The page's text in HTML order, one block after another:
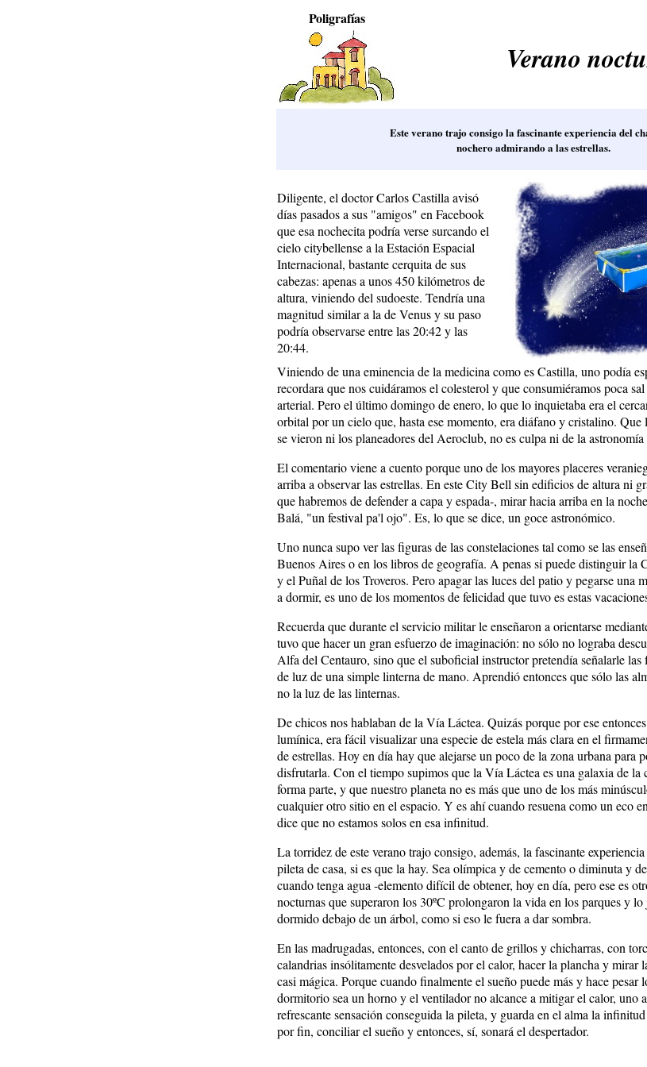
Poligrafías
Verano
Este verano trajo consigo la fascinante experiencia del
nochero admirando a las estrellas.
Diligente, el doctor Carlos Castilla avisó
días pasados a sus "amigos" en Facebook
que esa nochecita podría verse surcando el
cielo citybellense a la Estación Espacial
Internacional, bastante cerquita de sus
cabezas: apenas a unos 450 kilómetros de
altura, viniendo del sudoeste. Tendría una
magnitud similar a la de Venus y su paso
podría observarse entre las 20:42 y las
20:44.
Viniendo de una eminencia de la medicina como es Castilla, uno podía
recordara que nos cuidáramos el colesterol y que consumiéramos poca
arterial. Pero el último domingo de enero, lo que lo inquietaba era el
orbital por un cielo que, hasta ese momento, era diáfano y cristalino.
se vieron ni los planeadores del Aeroclub, no es culpa ni de la
El comentario viene a cuento porque uno de los mayores placeres
arriba a observar las estrellas. En este City Bell sin edificios de altura ni
que habremos de defender a capa y espada-, mirar hacia arriba en la
Balá, "un festival pa'l ojo". Es, lo que se dice, un goce astronómico.
Uno nunca supo ver las figuras de las constelaciones tal como se las
Buenos Aires o en los libros de geografía. A penas si puede distinguir la
y el Puñal de los Troveros. Pero apagar las luces del patio y pegarse una
a dormir, es uno de los momentos de felicidad que tuvo es estas
Recuerda que durante el servicio militar le enseñaron a orientarse
tuvo que hacer un gran esfuerzo de imaginación: no sólo no lograba
Alfa del Centauro, sino que el suboficial instructor pretendía señalarle las
de luz de una simple linterna de mano. Aprendió entonces que sólo las
no la luz de las linternas.
De chicos nos hablaban de la Vía Láctea. Quizás porque por ese
lumínica, era fácil visualizar una especie de estela más clara en el
de estrellas. Hoy en día hay que alejarse un poco de la zona urbana para
disfrutarla. Con el tiempo supimos que la Vía Láctea es una galaxia de la
forma parte, y que nuestro planeta no es más que uno de los más
cualquier otro sitio en el espacio. Y es ahí cuando resuena como un eco
dice que no estamos solos en esa infinitud.
La torridez de este verano trajo consigo, además, la fascinante
pileta de casa, si es que la hay. Sea olímpica y de cemento o diminuta y
cuando tenga agua -elemento difícil de obtener, hoy en día, pero ese es
nocturnas que superaron los 30ºC prolongaron la vida en los parques y
dormido debajo de un árbol, como si eso le fuera a dar sombra.
En las madrugadas, entonces, con el canto de grillos y chicharras, con
calandrias insólitamente desvelados por el calor, hacer la plancha y mirar
casi mágica. Porque cuando finalmente el sueño puede más y hace pesar
dormitorio sea un horno y el ventilador no alcance a mitigar el calor, uno
refrescante sensación conseguida la pileta, y guarda en el alma la
por fin, conciliar el sueño y entonces, sí, sonará el despertador.